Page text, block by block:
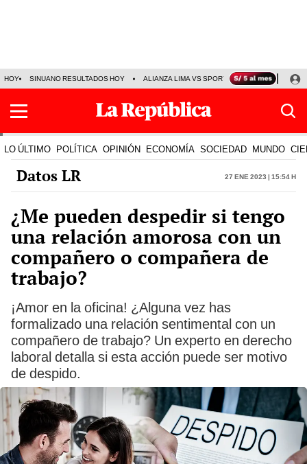
HOY SINUANO RESULTADOS HOY ALIANZA LIMA VS SPORT BOYS JORGE
LO ÚLTIMO POLÍTICA OPINIÓN ECONOMÍA SOCIEDAD MUNDO
Datos LR 27 Ene 2023 | 15:54 h
¿Me pueden despedir si tengo
una relación amorosa con un
compañero o compañera de
trabajo?
¡Amor en la oficina! ¿Alguna vez has
formalizado una relación sentimental con un
compañero de trabajo? Un experto en derecho
laboral detalla si esta acción puede ser motivo
de despido.